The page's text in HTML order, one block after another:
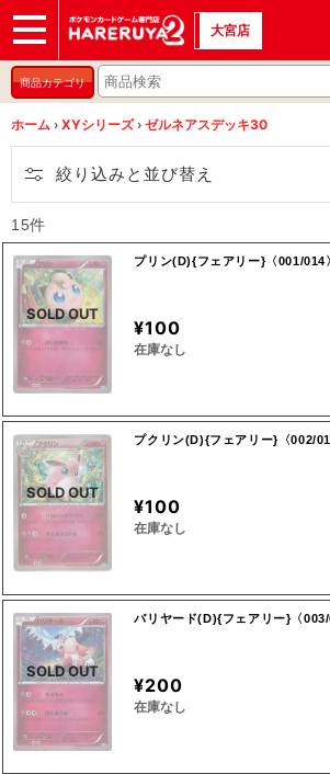
ショップ
店頭買取
店舗
イベント
大宮店
商品カテゴリ
ホーム › XYシリーズ › ゼルネアスデッキ30
絞り込みと並び替え
15件
SOLD OUT
プリン(D){フェアリー}〈001/014
¥100
在庫なし
SOLD OUT
プクリン(D){フェアリー}〈002/
¥100
在庫なし
SOLD OUT
バリヤード(D){フェアリー}〈
¥200
在庫なし